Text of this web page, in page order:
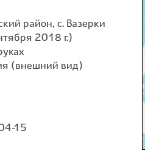
район, с. Вазерки
2018 г.)
(внешний вид)
15